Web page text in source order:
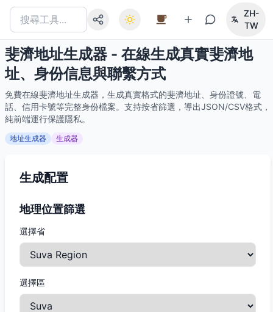
ZH-
TW
斐濟地址生成器 - 在線生成真實斐濟地
址、身份信息與聯繫方式
免費在線斐濟地址生成器，生成真實格式的斐濟地址、身份證號、電
話、信用卡號等完整身份檔案。支持按省篩選，導出JSON/CSV格式，
純前端運行保護隱私。
地址生成器 生成器
生成配置
地理位置篩選
選擇省
選擇區